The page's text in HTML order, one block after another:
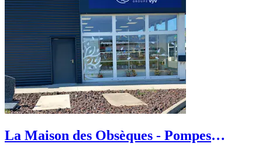
La Maison des Obsèques - Pompes